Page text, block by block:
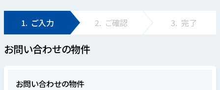
1. ご入力 2. ご確認 3. 完了
お問い合わせの物件
お問い合わせの物件